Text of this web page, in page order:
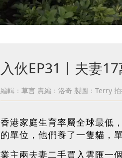
入伙EP31丨夫妻
編輯：草言 責編：洛奇 製圖：Terry
香港家庭生育率屬全球最低
的單位，他們養了一隻貓，
業主兩夫妻二手買入雲匯一